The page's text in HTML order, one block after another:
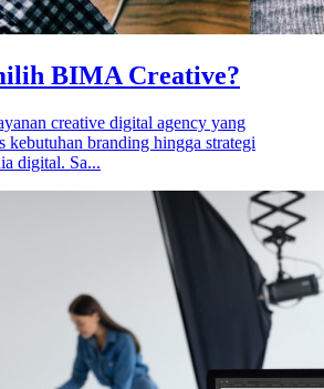
BIMA Creative?
creative digital agency yang
kebutuhan branding hingga strategi
digital. Sa...